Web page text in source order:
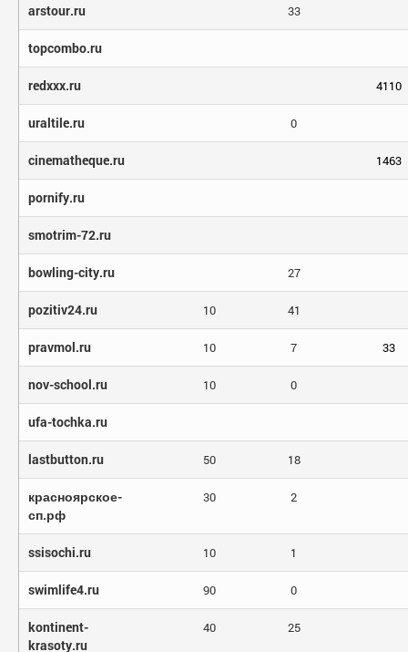
arstour.ru 33
topcombo.ru
redxxx.ru 4110
uraltile.ru 0
cinematheque.ru 1463
pornify.ru
smotrim-72.ru
bowling-city.ru 27
pozitiv24.ru 10 41
pravmol.ru 10 7 33
nov-school.ru 10 0
ufa-tochka.ru
lastbutton.ru 50 18
красноярское-
сп.рф
30 2
ssisochi.ru 10 1
swimlife4.ru 90 0
kontinent-
krasoty.ru
40 25